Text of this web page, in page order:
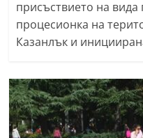
присъствието на
процесионка на
Казанлък и